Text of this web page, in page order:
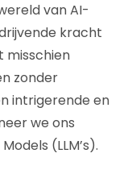
van AI-
kracht
misschien
zonder
intrigerende en
we ons
(LLM’s).